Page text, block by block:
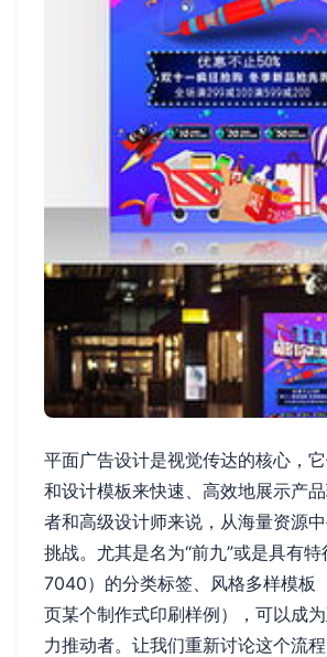
平面广告设计是视觉传达的核心，
和设计模板来快速、高效地展示产
者和高级设计师来说，从海量资源
挑战。尤其是名为“前九”或是具有
7040）的分类标签、风格多样模板
页某个制作式印刷样例），可以成
力推动者。让我们重新讨论这个流程